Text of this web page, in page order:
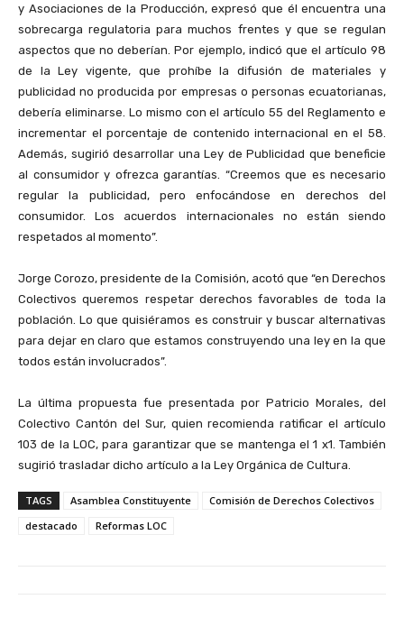
y Asociaciones de la Producción, expresó que él encuentra una
sobrecarga regulatoria para muchos frentes y que se regulan
aspectos que no deberían. Por ejemplo, indicó que el artículo 98
de la Ley vigente, que prohíbe la difusión de materiales y
publicidad no producida por empresas o personas ecuatorianas,
debería eliminarse. Lo mismo con el artículo 55 del Reglamento e
incrementar el porcentaje de contenido internacional en el 58.
Además, sugirió desarrollar una Ley de Publicidad que beneficie
al consumidor y ofrezca garantías. “Creemos que es necesario
regular la publicidad, pero enfocándose en derechos del
consumidor. Los acuerdos internacionales no están siendo
respetados al momento”.
Jorge Corozo, presidente de la Comisión, acotó que “en Derechos
Colectivos queremos respetar derechos favorables de toda la
población. Lo que quisiéramos es construir y buscar alternativas
para dejar en claro que estamos construyendo una ley en la que
todos están involucrados”.
La última propuesta fue presentada por Patricio Morales, del
Colectivo Cantón del Sur, quien recomienda ratificar el artículo
103 de la LOC, para garantizar que se mantenga el 1 x1. También
sugirió trasladar dicho artículo a la Ley Orgánica de Cultura.
TAGS Asamblea Constituyente
Comisión de Derechos Colectivos
destacado
Reformas LOC